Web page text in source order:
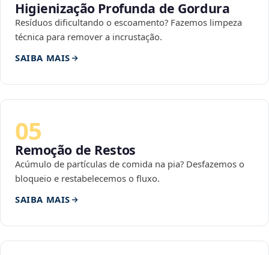
Higienização Profunda de Gordura
Resíduos dificultando o escoamento? Fazemos limpeza
técnica para remover a incrustação.
SAIBA MAIS
05
Remoção de Restos
Acúmulo de partículas de comida na pia? Desfazemos o
bloqueio e restabelecemos o fluxo.
SAIBA MAIS